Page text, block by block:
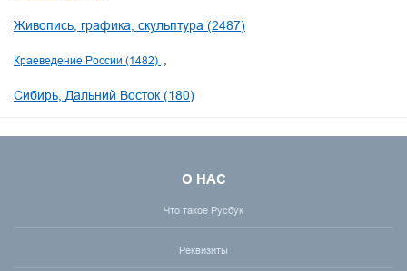
Живопись, графика, скульптура (2487)
Краеведение России (1482)
Сибирь, Дальний Восток (180)
О НАС
Что такое Русбук
Реквизиты